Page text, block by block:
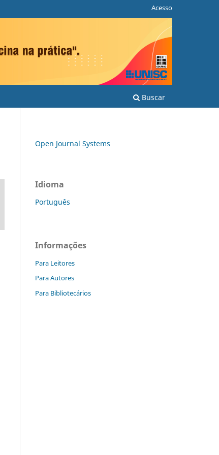
Buscar
Acesso
Open Journal Systems
Idioma
Português
Informações
Para Leitores
Para Autores
Para Bibliotecários